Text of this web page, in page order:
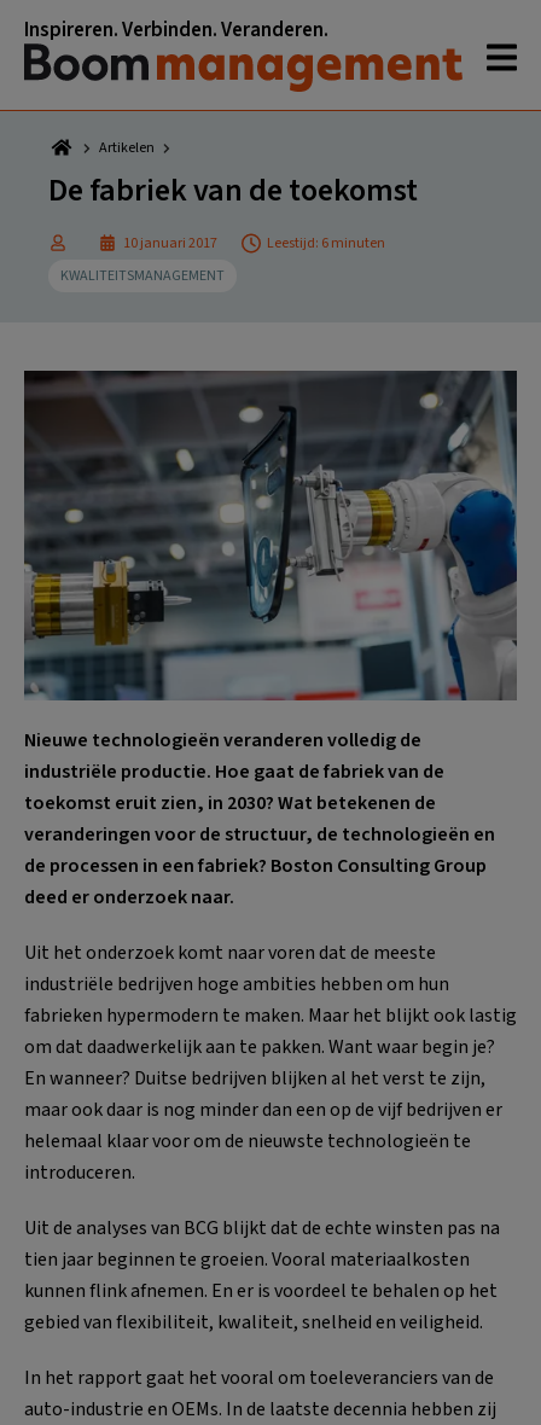
naar
hoofdnavigatie
naar
hoofd
inhoud
naar
eerste
sidebar
naar
voettekst
Inspireren. Verbinden. Veranderen.
Artikelen
De fabriek van de toekomst
10 januari 2017
Leestijd: 6 minuten
KWALITEITSMANAGEMENT
Nieuwe technologieën veranderen volledig de
industriële productie. Hoe gaat de fabriek van de
toekomst eruit zien, in 2030? Wat betekenen de
veranderingen voor de structuur, de technologieën en
de processen in een fabriek? Boston Consulting Group
deed er onderzoek naar.
Uit het onderzoek komt naar voren dat de meeste
industriële bedrijven hoge ambities hebben om hun
fabrieken hypermodern te maken. Maar het blijkt ook lastig
om dat daadwerkelijk aan te pakken. Want waar begin je?
En wanneer? Duitse bedrijven blijken al het verst te zijn,
maar ook daar is nog minder dan een op de vijf bedrijven er
helemaal klaar voor om de nieuwste technologieën te
introduceren.
Uit de analyses van BCG blijkt dat de echte winsten pas na
tien jaar beginnen te groeien. Vooral materiaalkosten
kunnen flink afnemen. En er is voordeel te behalen op het
gebied van flexibiliteit, kwaliteit, snelheid en veiligheid.
In het rapport gaat het vooral om toeleveranciers van de
auto-industrie en OEMs. In de laatste decennia hebben zij